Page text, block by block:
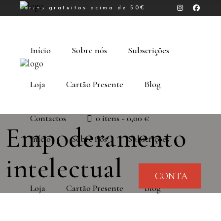
Portes gratuitos acima de 50€
Início Sobre nós Subscrições
Loja Cartão Presente Blog
CONTA
Início Sobre nós Subscrições
Loja Cartão Presente Blog
Contactos 0 itens 0,00 €
Empoderamento
intelectual